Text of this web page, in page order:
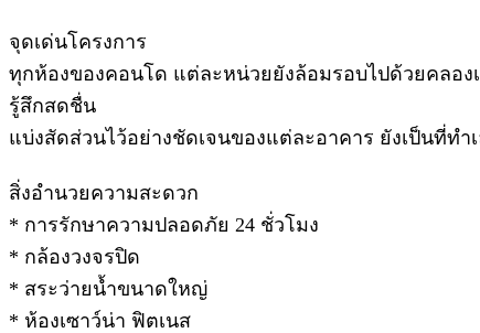
จุดเด่นโครงการ
ทุกห้องของคอนโด แต่ละหน่วยยังล้อมรอบไปด้วยคลอ
รู้สึกสดชื่น
แบ่งสัดส่วนไว้อย่างชัดเจนของแต่ละอาคาร ยังเป็นที่ท
สิ่งอำนวยความสะดวก
* การรักษาความปลอดภัย 24 ชั่วโมง
* กล้องวงจรปิด
* สระว่ายน้ำขนาดใหญ่
* ห้องเซาว์น่า ฟิตเนส